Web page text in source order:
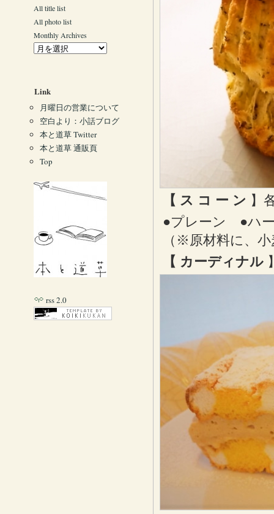
【 ス コ ー ン 】
●プレーン ●ハ
（※原材料に、
【 カーディナル
All title list
All photo list
Monthly Archives
Link
月曜日の営業について
空白より：小話ブログ
本と道草 Twitter
本と道草 通販頁
Top
rss 2.0